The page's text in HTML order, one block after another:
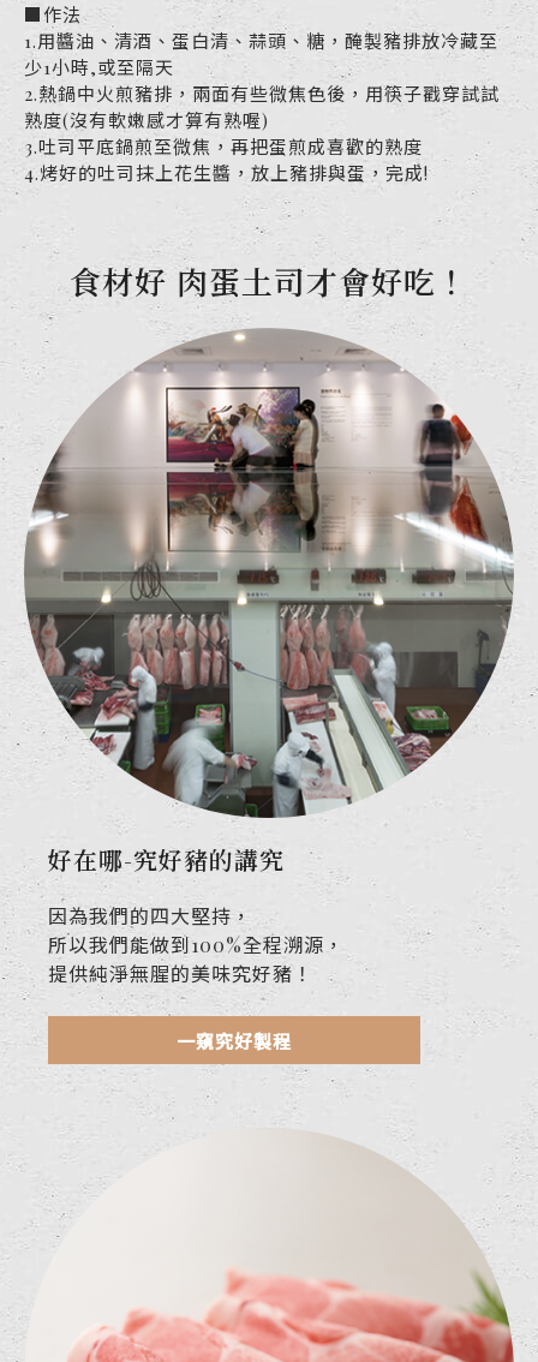
■作法
1.用醬油、清酒、蛋白清、蒜頭、糖，醃製豬排放冷藏至
少1小時,或至隔天​
2.熱鍋中火煎豬排，兩面有些微焦色後，用筷子戳穿試試
熟度(沒有軟嫩感才算有熟喔)
3.吐司平底鍋煎至微焦，再把蛋煎成喜歡的熟度
4.烤好的吐司抹上花生醬，放上豬排與蛋，完成!
食材好 肉蛋土司才會好吃！
好在哪-究好豬的講究
因為我們的四大堅持，
所以我們能做到100%全程溯源，
提供純淨無腥的美味究好豬！
一窺究好製程